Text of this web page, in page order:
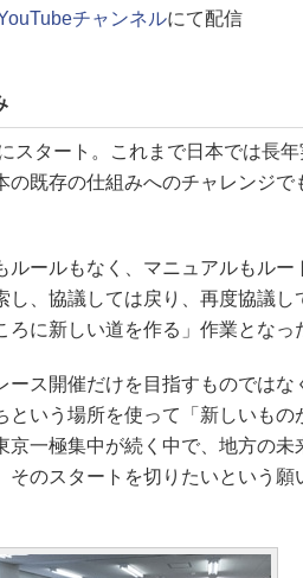
チャンネルにて配信
タート。これまで日本では長年
既存の仕組みへのチャレンジで
ールもなく、マニュアルもルー
、協議しては戻り、再度協議し
に新しい道を作る」作業となっ
ス開催だけを目指すものではな
いう場所を使って「新しいもの
京一極集中が続く中で、地方の未
のスタートを切りたいという願